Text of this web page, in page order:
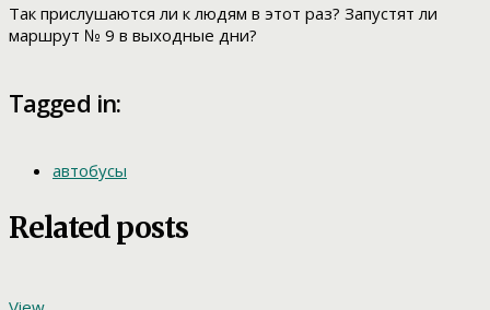
Так прислушаются ли к людям в этот раз? Запустят ли
маршрут № 9 в выходные дни?
Tagged in:
автобусы
Related posts